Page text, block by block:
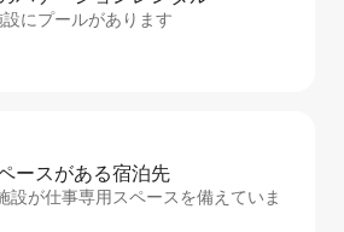
にプールがあります
ー⁠スがあ⁠る宿⁠泊⁠先
設が仕事専用スペースを備えていま